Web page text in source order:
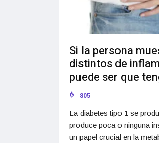
Si la persona
distintos de
puede ser que
805
La diabetes tipo 1 se
produce poca o ninguna
un papel crucial en la